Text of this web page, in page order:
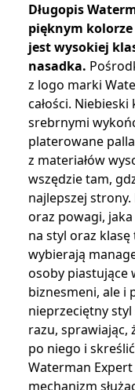
Długopis
pięknym
jest wysokiej
nasadka.
z logo marki
całości.
srebrnymi
platerowane
z materiałów
wszędzie tam,
najlepszej
oraz powagi,
na styl oraz
wybierają
osoby piastujące
biznesmeni, ale i
nieprzeciętny
razu, sprawiając,
po niego i
Waterman
mechanizm